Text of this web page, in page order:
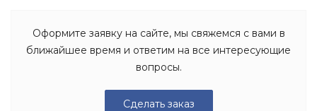
Оформите заявку на сайте, мы свяжемся с вами в
ближайшее время и ответим на все интересующие
вопросы.
Сделать заказ